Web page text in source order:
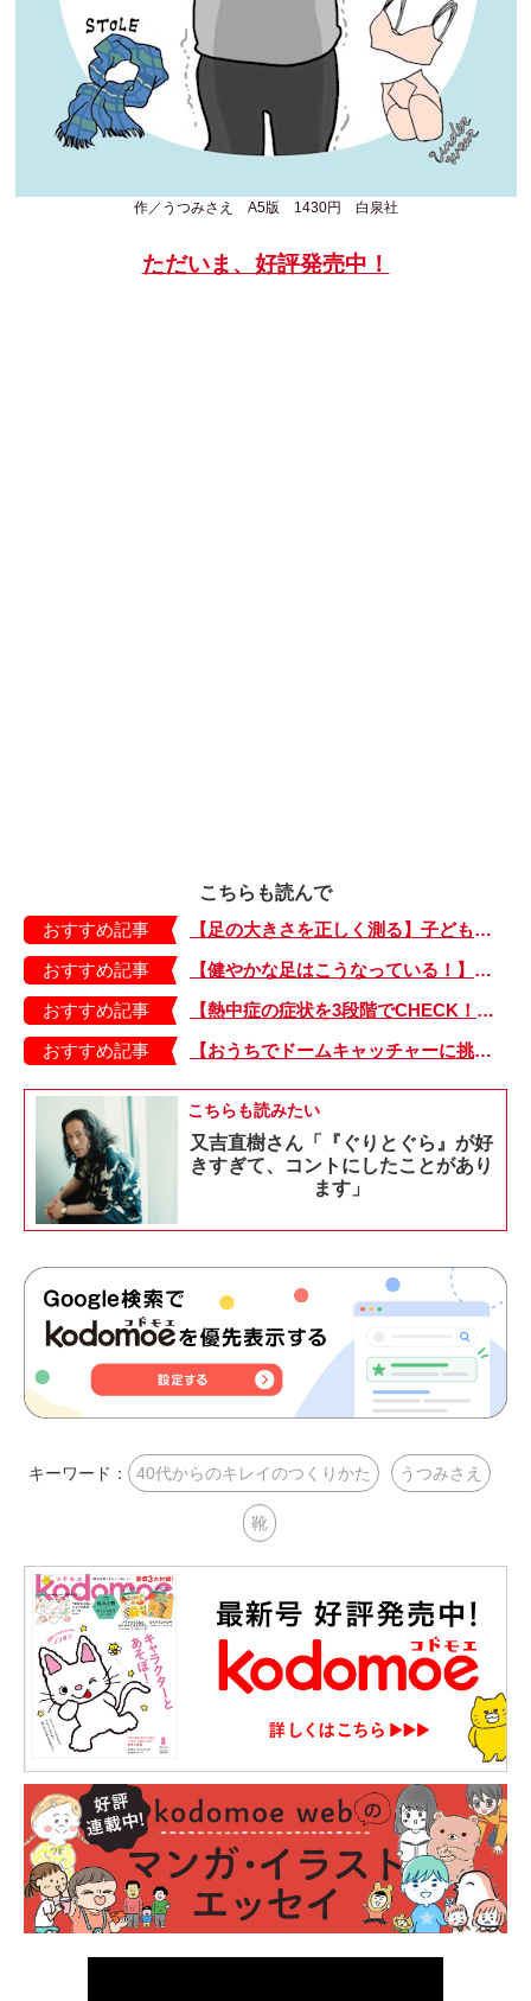
作／うつみさえ A5版 1430円 白泉社
ただいま、好評発売中！
こちらも読んで
おすすめ記事
【足の大きさを正しく測る】子どもの靴の最適サイズは？ 月に1回は測り直そう！
おすすめ記事
【健やかな足はこうなっている！】「疲れた！ 抱っこ！」は靴のせい？ 子どもの足を育てる「足育」を今日からさっそく始めましょう！
おすすめ記事
【熱中症の症状を3段階でCHECK！】症状が軽い順にⅠ～Ⅲ度に分類。この症状が出ていたら、医療機関に連絡を！
おすすめ記事
【おうちでドームキャッチャーに挑戦だ】アンパンマン わくわくドームキャッチャー
こちらも読みたい
又吉直樹さん「『ぐりとぐら』が好
きすぎて、コントにしたことがあり
ます」
キーワード： 40代からのキレイのつくりかた うつみさえ
靴